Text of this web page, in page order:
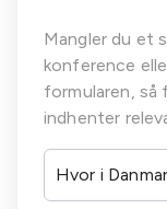
Mangler du et
konference
formularen, så
indhenter